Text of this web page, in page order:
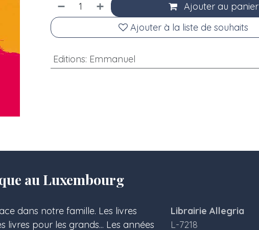
Ajouter au panier
Ajouter à la liste de souhaits
Editions: Emmanuel
au Luxembourg
dans notre famille. Les livres
livres pour les grands... Les années
Librairie Allegria
L-7218